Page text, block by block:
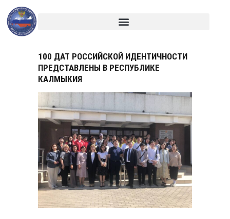
100 ДАТ РОССИЙСКОЙ ИДЕНТИЧНОСТИ
ПРЕДСТАВЛЕНЫ В РЕСПУБЛИКЕ
КАЛМЫКИЯ